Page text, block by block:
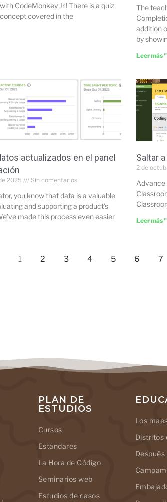
CodeMonkey Jr.! There is a quiz
covered in the
The
addition
by
Leer más "
actualizados en el panel
2025 Sin comentarios
you know that data is a valuable
and supporting a product’s
made this process even easier
Saltar
2 de
Advance
Leer más "
1 2 3 4 5 6 7
PLAN DE
ESTUDIOS
Cursos
Estándares
La Hora de Código
Seminarios web
Estudios de casos
Los
Distritos